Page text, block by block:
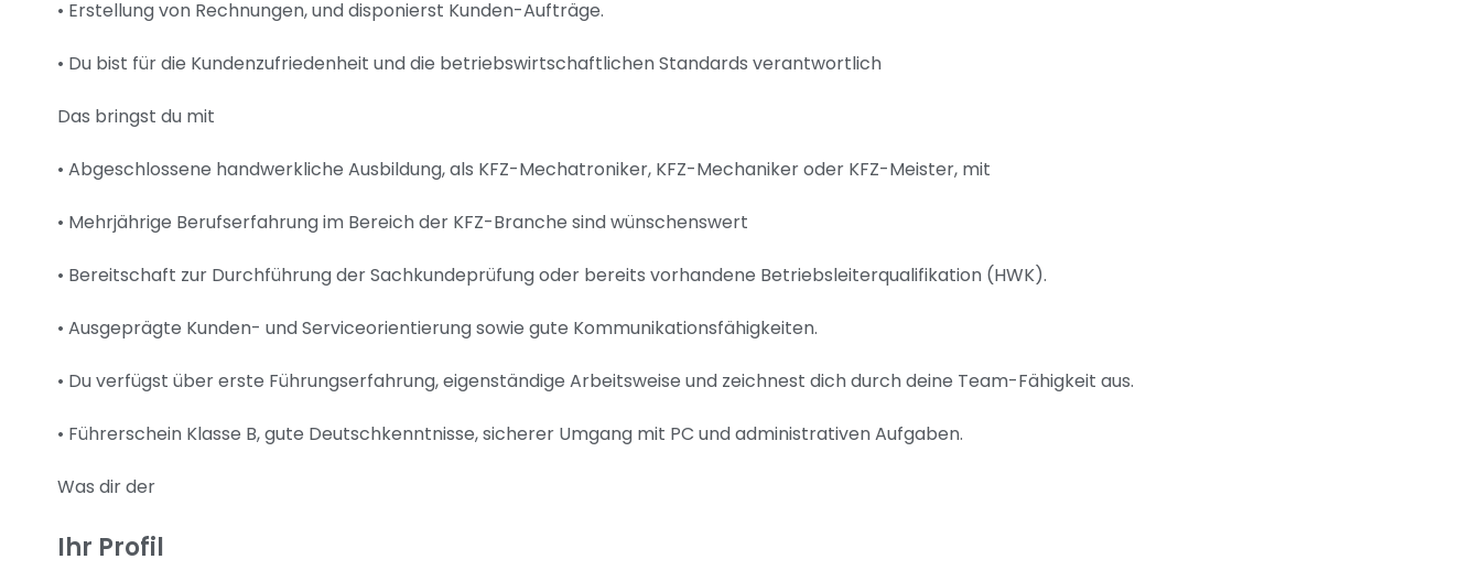
• Erstellung von Rechnungen, und disponierst Kunden-Aufträge.
• Du bist für die Kundenzufriedenheit und die betriebswirtschaftlichen Standards verantwortlich
Das bringst du mit
• Abgeschlossene handwerkliche Ausbildung, als KFZ-Mechatroniker, KFZ-Mechaniker oder KFZ-Meister, mit
• Mehrjährige Berufserfahrung im Bereich der KFZ-Branche sind wünschenswert
• Bereitschaft zur Durchführung der Sachkundeprüfung oder bereits vorhandene Betriebsleiterqualifikation (HWK).
• Ausgeprägte Kunden- und Serviceorientierung sowie gute Kommunikationsfähigkeiten.
• Du verfügst über erste Führungserfahrung, eigenständige Arbeitsweise und zeichnest dich durch deine Team-Fähigkeit aus.
• Führerschein Klasse B, gute Deutschkenntnisse, sicherer Umgang mit PC und administrativen Aufgaben.
Was dir der
Ihr Profil